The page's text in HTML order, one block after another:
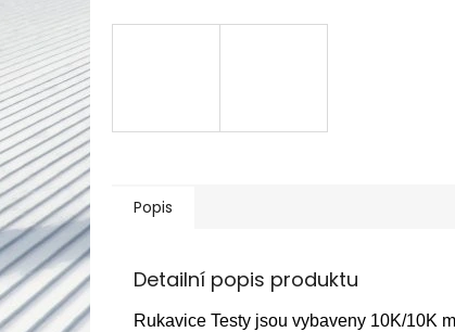
Popis
Detailní popis produktu
Rukavice Testy jsou vybaveny 10K/10K